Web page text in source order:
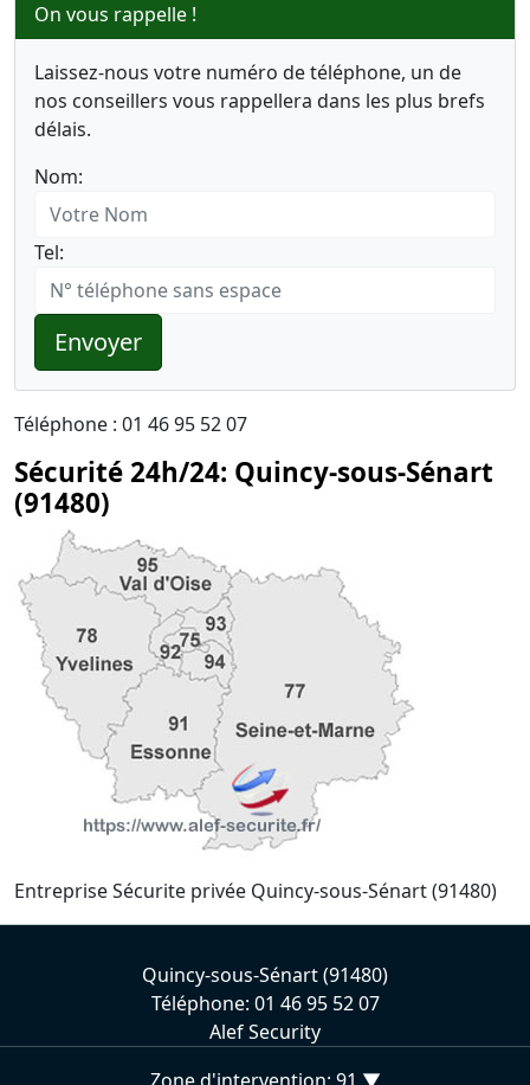
On vous rappelle !
Laissez-nous votre numéro de téléphone, un de
nos conseillers vous rappellera dans les plus brefs
délais.
Nom:
Tel:
Envoyer
Téléphone : 01 46 95 52 07
Sécurité 24h/24: Quincy-sous-Sénart
(91480)
Entreprise Sécurite privée Quincy-sous-Sénart (91480)
Quincy-sous-Sénart (91480)
Téléphone: 01 46 95 52 07
Alef Security